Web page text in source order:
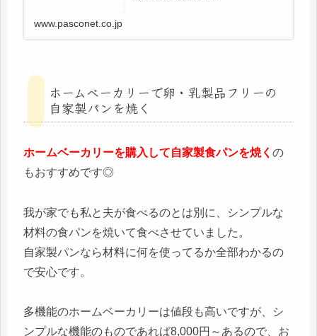
www.pasconet.co.jp
ホームベーカリーで卵・乳製品フリーの
自家製パンを焼く
ホームベーカリーを購入して自家製食パンを焼く の
もおすすめです◎
我が家でも私と夫が食べるのとは別に、シンプルな
材料の食パンを焼いて食べさせていました。
自家製パンなら材料に何を使ってるか全部わかるの
で安心です。
多機能のホームベーカリーは値段も高いですが、シ
ンプルな機能のものであれば8,000円～あるので、お